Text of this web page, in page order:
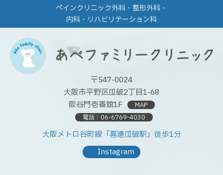
ペインクリニック外科・整形外科・
内科・リハビリテーション科
〒547-0024
大阪市平野区瓜破2丁目1-68
阪谷門壱番館1F
MAP
電話： 06-6769-4030
大阪メトロ谷町線「喜連瓜破駅」徒歩1分
Instagram